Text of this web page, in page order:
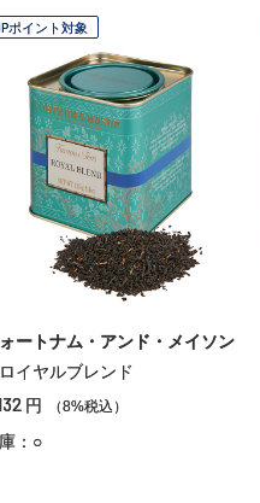
ポイント対象
ートナム・アンド・メイソン
イヤルブレンド
円 （8%税込）
：○